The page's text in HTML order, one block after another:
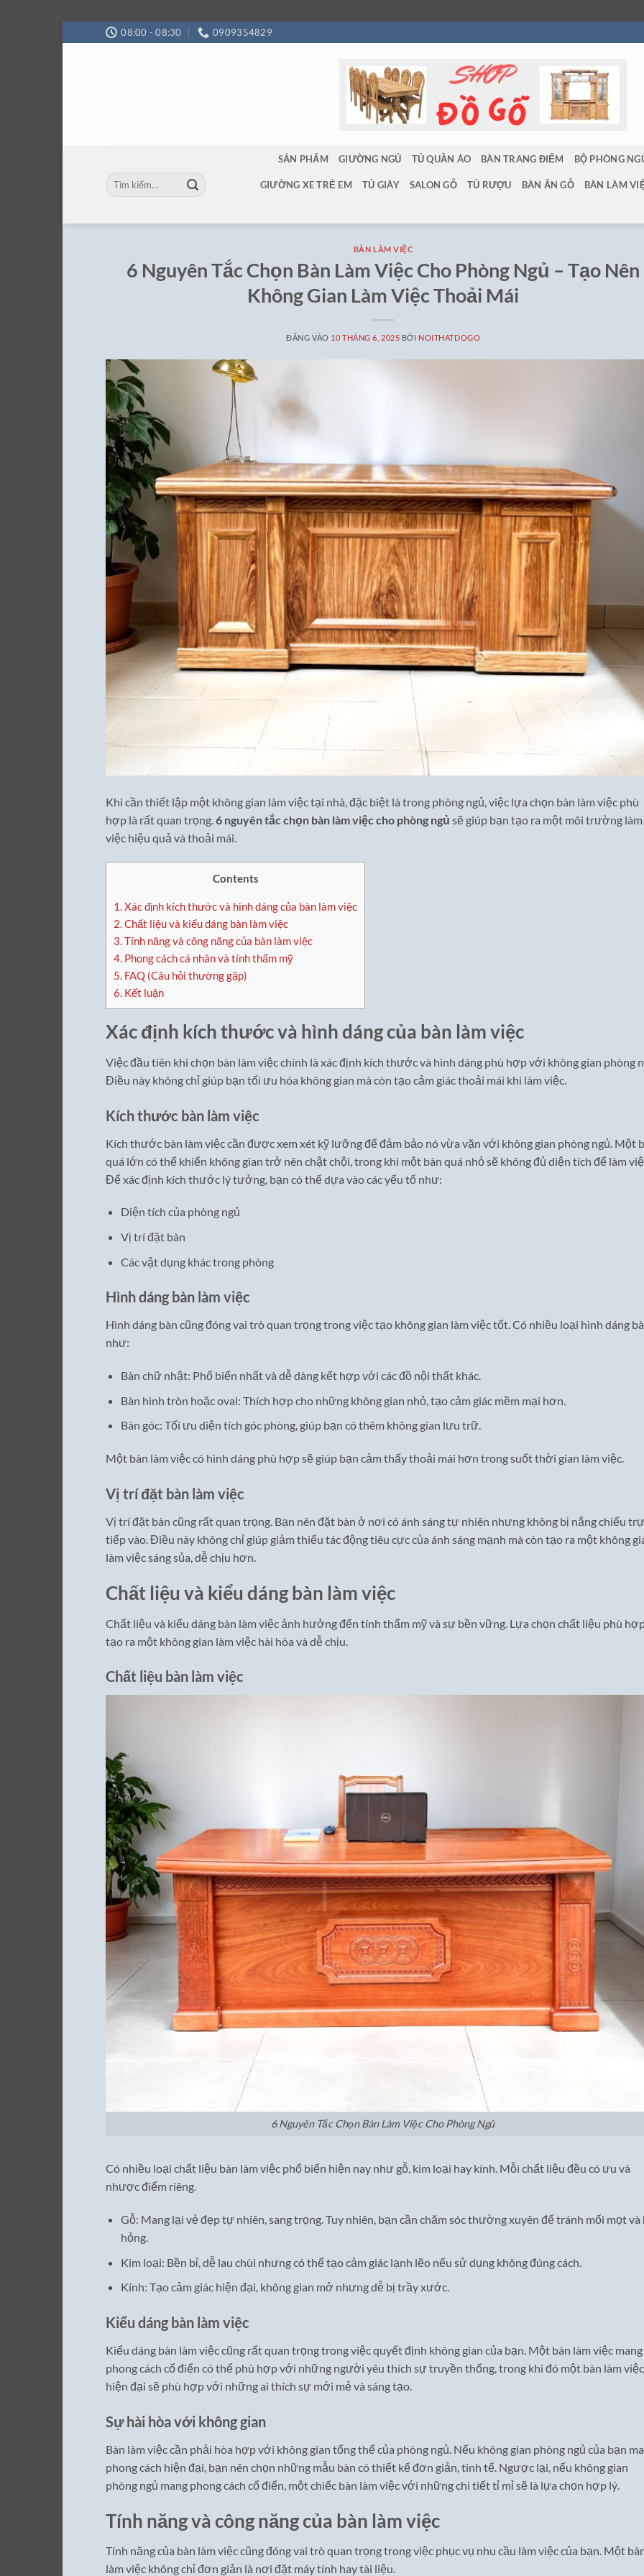
qua
08:00 - 08:30 0909354829
Tìm
kiếm:
SẢN PHẨM GIƯỜNG NGỦ TỦ QUẦN ÁO BÀN TRANG ĐIỂM BỘ PHÒNG
GIƯỜNG XE TRẺ EM TỦ GIÀY SALON GỖ TỦ RƯỢU BÀN ĂN GỖ BÀN LÀM
BÀN LÀM VIỆC
6 Nguyên Tắc Chọn Bàn Làm Việc Cho Phòng Ngủ – Tạo Nên
Không Gian Làm Việc Thoải Mái
ĐĂNG VÀO 10 THÁNG 6, 2025 BỞI NOITHATDOGO
Khi cần thiết lập một không gian làm việc tại nhà, đặc biệt là trong phòng ngủ, việc lựa chọn bàn làm việc phù
hợp là rất quan trọng.6 nguyên tắc chọn bàn làm việc cho phòng ngủ sẽ giúp bạn tạo ra một môi trường làm
việc hiệu quả và thoải mái.
Contents
1.Xác định kích thước và hình dáng của bàn làm việc
2.Chất liệu và kiểu dáng bàn làm việc
3.Tính năng và công năng của bàn làm việc
4. Phong cách cá nhân và tính thẩm mỹ
5. FAQ (Câu hỏi thường gặp)
6. Kết luận
Xác định kích thước và hình dáng của bàn làm việc
Việc đầu tiên khi chọn bàn làm việc chính là xác định kích thước và hình dáng phù hợp với không gian phòng
Điều này không chỉ giúp bạn tối ưu hóa không gian mà còn tạo cảm giác thoải mái khi làm việc.
Kích thước bàn làm việc
Kích thước bàn làm việc cần được xem xét kỹ lưỡng để đảm bảo nó vừa vặn với không gian phòng ngủ. Một
quá lớn có thể khiến không gian trở nên chật chội, trong khi một bàn quá nhỏ sẽ không đủ diện tích để làm
Để xác định kích thước lý tưởng, bạn có thể dựa vào các yếu tố như:
Diện tích của phòng ngủ
Vị trí đặt bàn
Các vật dụng khác trong phòng
Hình dáng bàn làm việc
Hình dáng bàn cũng đóng vai trò quan trọng trong việc tạo không gian làm việc tốt. Có nhiều loại hình dáng
như:
Bàn chữ nhật: Phổ biến nhất và dễ dàng kết hợp với các đồ nội thất khác.
Bàn hình tròn hoặc oval: Thích hợp cho những không gian nhỏ, tạo cảm giác mềm mại hơn.
Bàn góc: Tối ưu diện tích góc phòng, giúp bạn có thêm không gian lưu trữ.
Một bàn làm việc có hình dáng phù hợp sẽ giúp bạn cảm thấy thoải mái hơn trong suốt thời gian làm việc.
Vị trí đặt bàn làm việc
Vị trí đặt bàn cũng rất quan trọng. Bạn nên đặt bàn ở nơi có ánh sáng tự nhiên nhưng không bị nắng chiếu
tiếp vào. Điều này không chỉ giúp giảm thiểu tác động tiêu cực của ánh sáng mạnh mà còn tạo ra một không
làm việc sáng sủa, dễ chịu hơn.
Chất liệu và kiểu dáng bàn làm việc
Chất liệu và kiểu dáng bàn làm việc ảnh hưởng đến tính thẩm mỹ và sự bền vững. Lựa chọn chất liệu phù
tạo ra một không gian làm việc hài hòa và dễ chịu.
Chất liệu bàn làm việc
6 Nguyên Tắc Chọn Bàn Làm Việc Cho Phòng Ngủ
Có nhiều loại chất liệu bàn làm việc phổ biến hiện nay như gỗ, kim loại hay kính. Mỗi chất liệu đều có ưu và
nhược điểm riêng.
Gỗ: Mang lại vẻ đẹp tự nhiên, sang trọng. Tuy nhiên, bạn cần chăm sóc thường xuyên để tránh mối mọt và
hỏng.
Kim loại: Bền bỉ, dễ lau chùi nhưng có thể tạo cảm giác lạnh lẽo nếu sử dụng không đúng cách.
Kính: Tạo cảm giác hiện đại, không gian mở nhưng dễ bị trầy xước.
Kiểu dáng bàn làm việc
Kiểu dáng bàn làm việc cũng rất quan trọng trong việc quyết định không gian của bạn. Một bàn làm việc mang
phong cách cổ điển có thể phù hợp với những người yêu thích sự truyền thống, trong khi đó một bàn làm việc
hiện đại sẽ phù hợp với những ai thích sự mới mẻ và sáng tạo.
Sự hài hòa với không gian
Bàn làm việc cần phải hòa hợp với không gian tổng thể của phòng ngủ. Nếu không gian phòng ngủ của bạn
phong cách hiện đại, bạn nên chọn những mẫu bàn có thiết kế đơn giản, tinh tế. Ngược lại, nếu không gian
phòng ngủ mang phong cách cổ điển, một chiếc bàn làm việc với những chi tiết tỉ mỉ sẽ là lựa chọn hợp lý.
Tính năng và công năng của bàn làm việc
Tính năng của bàn làm việc cũng đóng vai trò quan trọng trong việc phục vụ nhu cầu làm việc của bạn. Một
làm việc không chỉ đơn giản là nơi đặt máy tính hay tài liệu.